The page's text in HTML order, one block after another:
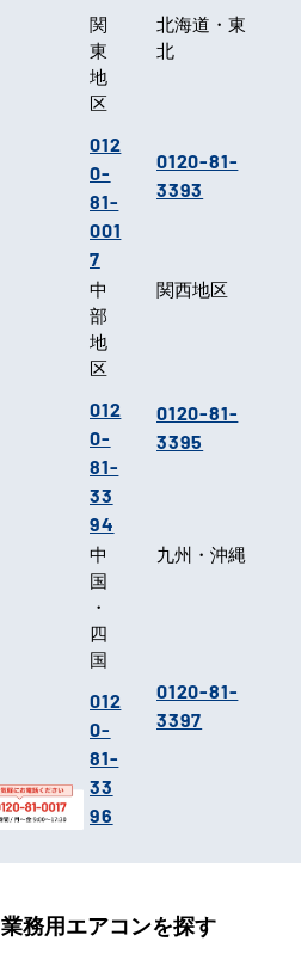
関
東
地
区
012
0-
81-
001
7
北海道・東
北
0120-81-
3393
中
部
地
区
012
0-
81-
33
94
関西地区
0120-81-
3395
中
国
・
四
国
012
0-
81-
33
96
九州・沖縄
0120-81-
3397
業務用エアコンを探す